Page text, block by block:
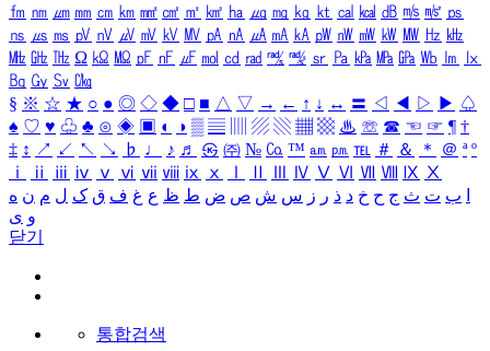
㎙ ㎚ ㎛ ㎜ ㎝ ㎞ ㎟ ㎠ ㎡ ㎢ ㏊ ㎍ ㎎ ㎏ ㏏ ㎈ ㎉ ㏈ ㎧ ㎨ ㎰
㎱ ㎲ ㎳ ㎴ ㎵ ㎶ ㎷ ㎸ ㎹ ㎀ ㎁ ㎂ ㎃ ㎄ ㎺ ㎻ ㎽ ㎾ ㎿ ㎐ ㎑
㎒ ㎓ ㎔ Ω ㏀ ㏁ ㎊ ㎋ ㎌ ㏖ ㏅ ㎭ ㎮ ㎯ ㏛ ㎩ ㎪ ㎫ ㎬ ㏝ ㏐
㏓
㏃ ㏉ ㏜ ㏆
§ ※ ☆ ★ ○ ● ◎ ◇ ◆ □ ■ △ ▽ → ← ↑ ↓ ↔ 〓 ◁ ◀ ▷ ▶ ♤
♠ ♡ ♥ ♧ ♣ ⊙ ◈ ▣ ◐ ◑ ▒ ▤ ▨ ▧ ▦ ▩ ♨ ☏ ☎ ☜ ☞ ¶ †
‡ ↕ ↗ ↙ ↖ ↘ ♭ ♩ ♪ ♬ ㉿ ㈜ № ㏇ ™ ㏂ ㏘ ℡ ＃ ＆ ＊ ＠ ª º
ⅰ
ⅱ ⅲ ⅳ ⅴ ⅵ ⅶ ⅷ ⅸ ⅹ Ⅳ Ⅴ Ⅵ Ⅶ Ⅷ Ⅸ Ⅹ
ب ت ث ج ح خ د ذ ر ز س ش ص ض ط ظ ع غ ف ق ک ل م ن ه
و ی
닫기
통합검색